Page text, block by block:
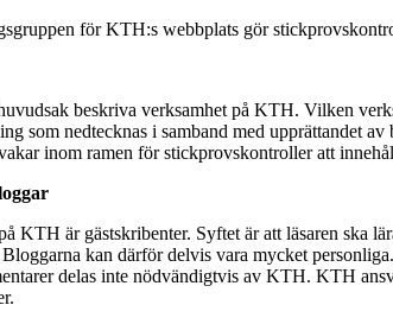
för KTH:s webbplats gör
beskriva verksamhet på KTH. Vilken
som nedtecknas i samband med upprättandet av
inom ramen för stickprovskontroller att
KTH är gästskribenter. Syftet är att läsaren ska
kan därför delvis vara mycket
delas inte nödvändigtvis av KTH. KTH